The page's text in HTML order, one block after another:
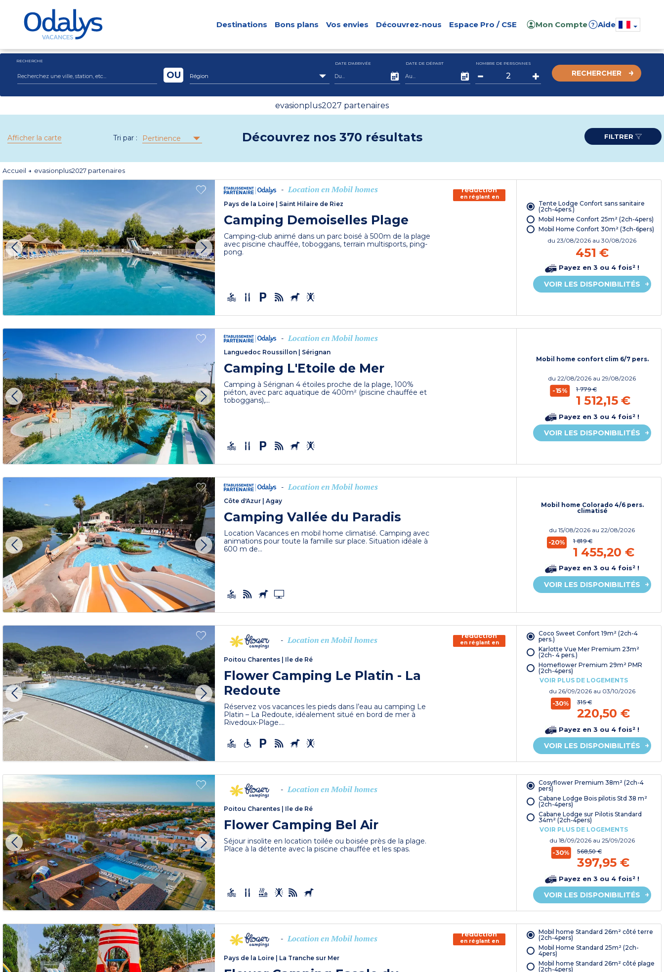
Destinations Bons plans Vos envies Découvrez-nous Espace Pro / CSE Mon Compte ? Aide
RECHERCHE
Région
OU
DATE D'ARRIVÉE DATE DE DÉPART NOMBRE DE PERSONNES
RECHERCHER
evasionplus2027 partenaires
Afficher la carte Tri par : Pertinence Découvrez nos 370 résultats FILTRER
Accueil evasionplus2027 partenaires
- Location en Mobil homes
Pays de la Loire | Saint Hilaire de Riez
Camping Demoiselles Plage
Camping-club animé dans un parc boisé à 500m de la plage
avec piscine chauffée, toboggans, terrain multisports, ping-
pong.
150€ de
réduction
en réglant en
chèque
Tente Lodge Confort sans sanitaire
(2ch-4pers.)
Mobil Home Confort 25m² (2ch-4pers)
Mobil Home Confort 30m² (3ch-6pers)
du23/08/2026 au 30/08/2026
451 €
Payez en 3 ou 4 fois² !
VOIR LES DISPONIBILITÉS
- Location en Mobil homes
Languedoc Roussillon Sérignan
Camping L'Etoile de Mer
Camping à Sérignan 4 étoiles proche de la plage, 100%
piéton, avec parc aquatique de 400m² (piscine chauffée et
toboggans),...
Mobil home confort clim 6/7 pers.
du22/08/2026 au 29/08/2026
-15% 1 779 €
1 512,15 €
Payez en 3 ou 4 fois² !
VOIR LES DISPONIBILITÉS
- Location en Mobil homes
Côte d'Azur |Agay
Camping Vallée du Paradis
Location Vacances en mobil home climatisé. Camping avec
animations pour toute la famille sur place. Situation idéale à
600 m de...
Mobil home Colorado 4/6 pers.
climatisé
du15/08/2026 au 22/08/2026
-20% 1 819 €
1 455,20 €
Payez en 3 ou 4 fois² !
VOIR LES DISPONIBILITÉS
- Location en Mobil homes
Poitou Charentes Ile de Ré
Flower Camping Le Platin - La
Redoute
Réservez vos vacances les pieds dans l’eau au camping Le
Platin – La Redoute, idéalement situé en bord de mer à
Rivedoux-Plage....
150€ de
réduction
en réglant en
chèque
Coco Sweet Confort 19m² (2ch-4
pers.)
Karlotte Vue Mer Premium 23m²
(2ch- 4 pers.)
Homeflower Premium 29m² PMR
(2ch-4pers)
VOIR PLUS DE LOGEMENTS
du 26/09/2026 au 03/10/2026
-30% 315 €
220,50 €
Payez en 3 ou 4 fois² !
VOIR LES DISPONIBILITÉS
- Location en Mobil homes
Poitou Charentes Ile de Ré
Flower Camping Bel Air
Séjour insolite en location toilée ou boisée près de la plage.
Place à la détente avec la piscine chauffée et les spas.
Cosyflower Premium 38m² (2ch-4
pers)
Cabane Lodge Bois pilotis Std 38 m²
(2ch-4pers)
Cabane Lodge sur Pilotis Standard
34m² (2ch-4pers)
VOIR PLUS DE LOGEMENTS
du 18/09/2026 au 25/09/2026
-30% 568,50 €
397,95 €
Payez en 3 ou 4 fois² !
VOIR LES DISPONIBILITÉS
- Location en Mobil homes
Pays de la Loire La Tranche sur Mer
150€ de
réduction
en réglant en
chèque
Mobil home Standard 26m² côté terre
(2ch-4pers)
Mobil Home Standard 25m² (2ch-
4pers)
Mobil home Standard 26m² côté plage
(2ch-4pers)